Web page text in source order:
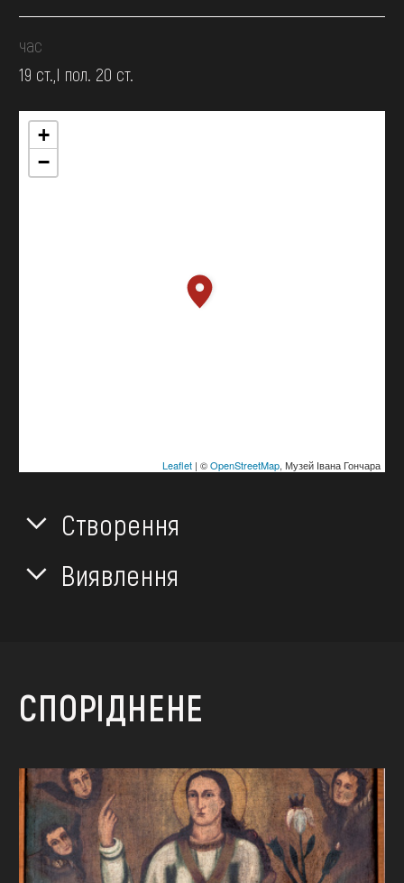
час
19 ст.,І пол. 20 ст.
+
−
Leaflet| ©OpenStreetMap, Музей Івана Гончара
Створення
Виявлення
СПОРІДНЕНЕ